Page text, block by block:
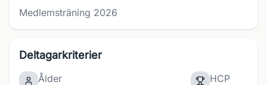
Medlemsträning 2026
Deltagarkriterier
Ålder
HCP